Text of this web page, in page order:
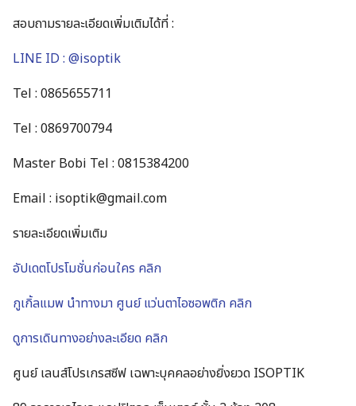
สอบถามรายละเอียดเพิ่มเติมได้ที่ :
LINE ID : @isoptik
Tel : 0865655711
Tel : 0869700794
Master Bobi Tel : 0815384200
Email : isoptik@gmail.com
รายละเอียดเพิ่มเติม
อัปเดตโปรโมชั่นก่อนใคร คลิก
กูเกิ้ลแมพ นำทางมา ศูนย์ แว่นตาไอซอพติก คลิก
ดูการเดินทางอย่างละเอียด คลิก
ศูนย์ เลนส์โปรเกรสซีฟ เฉพาะบุคคลอย่างยิ่งยวด ISOPTIK